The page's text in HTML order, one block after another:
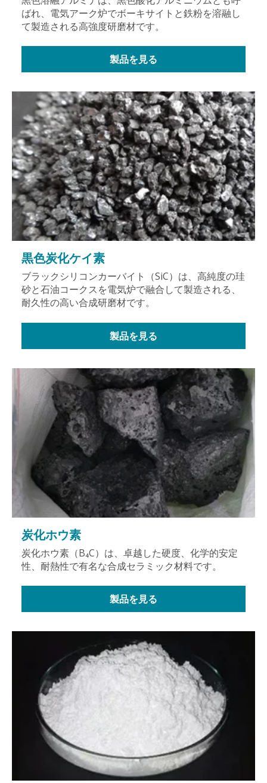
ばれ、電気アーク炉でボーキサイトと鉄粉を溶融し
て製造される高強度研磨材です。
製品を見る
黒色炭化ケイ素
ブラックシリコンカーバイト（SiC）は、高純度の珪
砂と石油コークスを電気炉で融合して製造される、
耐久性の高い合成研磨材です。
製品を見る
炭化ホウ素
炭化ホウ素（B₄C）は、卓越した硬度、化学的安定
性、耐熱性で有名な合成セラミック材料です。
製品を見る